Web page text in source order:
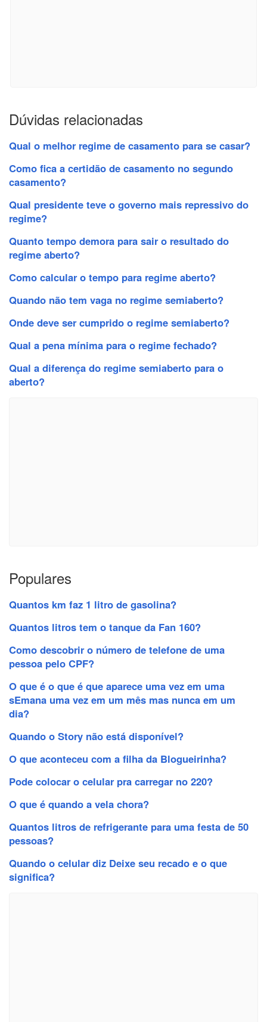
Dúvidas relacionadas
Qual o melhor regime de casamento para se casar?
Como fica a certidão de casamento no segundo
casamento?
Qual presidente teve o governo mais repressivo do
regime?
Quanto tempo demora para sair o resultado do
regime aberto?
Como calcular o tempo para regime aberto?
Quando não tem vaga no regime semiaberto?
Onde deve ser cumprido o regime semiaberto?
Qual a pena mínima para o regime fechado?
Qual a diferença do regime semiaberto para o
aberto?
Populares
Quantos km faz 1 litro de gasolina?
Quantos litros tem o tanque da Fan 160?
Como descobrir o número de telefone de uma
pessoa pelo CPF?
O que é o que é que aparece uma vez em uma
sEmana uma vez em um mês mas nunca em um
dia?
Quando o Story não está disponível?
O que aconteceu com a filha da Blogueirinha?
Pode colocar o celular pra carregar no 220?
O que é quando a vela chora?
Quantos litros de refrigerante para uma festa de 50
pessoas?
Quando o celular diz Deixe seu recado e o que
significa?